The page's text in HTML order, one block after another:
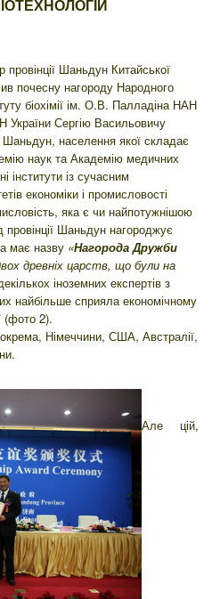
Шаньдун Китайської
почесну нагороду Народного
біохімії ім. О.В. Палладіна НАН
Сергію Васильовичу
Шаньдун, населення якої складає
наук та Академію медичних
інститути із сучасним
економіки і промисловості
яка є чи найпотужнішою
Шаньдун нагороджує
має назву «Нагорода Дружби
древніх царств, що були на
іноземних експертів з
найбільше сприяла економічному
(фото 2).
Німеччини, США, Австралії,
Але цій,